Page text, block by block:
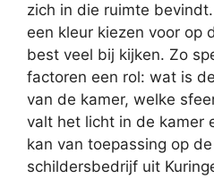
zich in die ruimte
een kleur kiezen voor op
best veel bij kijken. Zo
factoren een rol: wat is
van de kamer, welke
valt het licht in de kamer
kan van toepassing op
schildersbedrijf uit